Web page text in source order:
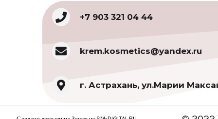
+7 903 321 04 44
krem.kosmetics@yandex.ru
г. Астрахань, ул.Марии